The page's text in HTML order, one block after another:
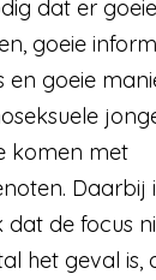
dat er goeie
goeie
en goeie
komen met
Daarbij
de focus
het geval is,